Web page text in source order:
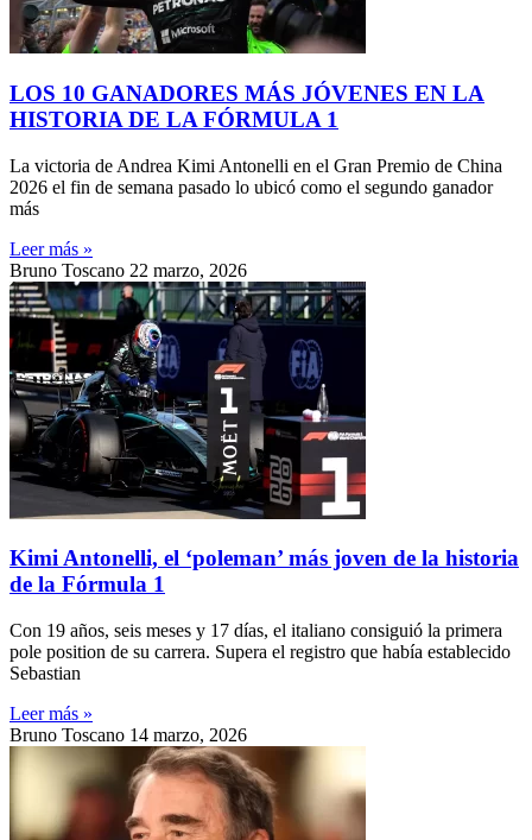
LOS 10 GANADORES MÁS JÓVENES EN LA
HISTORIA DE LA FÓRMULA 1
La victoria de Andrea Kimi Antonelli en el Gran Premio de China
2026 el fin de semana pasado lo ubicó como el segundo ganador
más
Leer más »
Bruno Toscano 22 marzo, 2026
Kimi Antonelli, el ‘poleman’ más joven de la historia
de la Fórmula 1
Con 19 años, seis meses y 17 días, el italiano consiguió la primera
pole position de su carrera. Supera el registro que había establecido
Sebastian
Leer más »
Bruno Toscano 14 marzo, 2026